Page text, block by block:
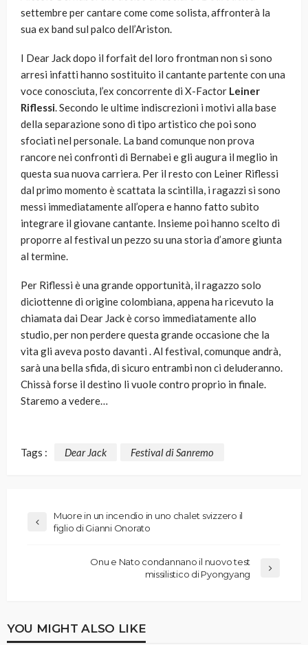
settembre per cantare come come solista, affronterà la
sua ex band sul palco dell’Ariston.
I Dear Jack dopo il forfait del loro frontman non si sono
arresi infatti hanno sostituito il cantante partente con una
voce conosciuta, l’ex concorrente di X-Factor Leiner
Riflessi. Secondo le ultime indiscrezioni i motivi alla base
della separazione sono di tipo artistico che poi sono
sfociati nel personale. La band comunque non prova
rancore nei confronti di Bernabei e gli augura il meglio in
questa sua nuova carriera. Per il resto con Leiner Riflessi
dal primo momento è scattata la scintilla, i ragazzi si sono
messi immediatamente all’opera e hanno fatto subito
integrare il giovane cantante. Insieme poi hanno scelto di
proporre al festival un pezzo su una storia d’amore giunta
al termine.
Per Riflessi è una grande opportunità, il ragazzo solo
diciottenne di origine colombiana, appena ha ricevuto la
chiamata dai Dear Jack è corso immediatamente allo
studio, per non perdere questa grande occasione che la
vita gli aveva posto davanti . Al festival, comunque andrà,
sarà una bella sfida, di sicuro entrambi non ci deluderanno.
Chissà forse il destino li vuole contro proprio in finale.
Staremo a vedere…
Tags : Dear Jack Festival di Sanremo
Muore in un incendio in uno chalet svizzero il
figlio di Gianni Onorato
Onu e Nato condannano il nuovo test
missilistico di Pyongyang
YOU MIGHT ALSO LIKE